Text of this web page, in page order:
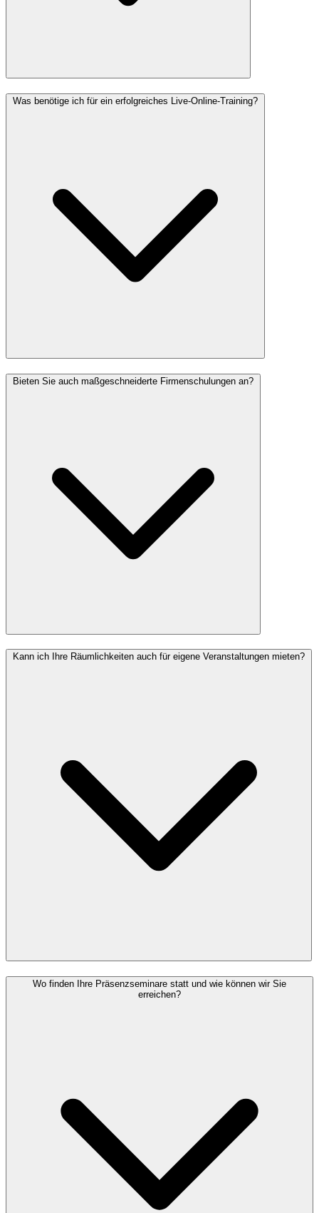
Was benötige ich für ein erfolgreiches Live-Online-Training?
Bieten Sie auch maßgeschneiderte Firmenschulungen an?
Kann ich Ihre Räumlichkeiten auch für eigene Veranstaltungen mieten?
Wo finden Ihre Präsenzseminare statt und wie können wir Sie
erreichen?